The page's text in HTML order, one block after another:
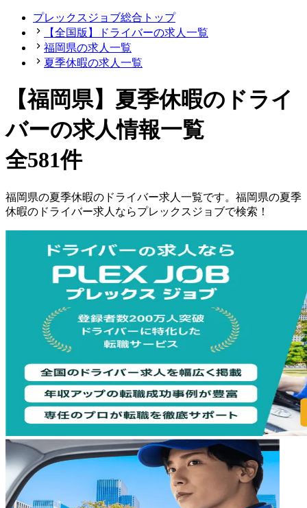
プレックスジョブ総合トップ
【全国版】ドライバーの求人一覧
福岡県の求人一覧
夏季休暇の求人一覧
【福岡県】夏季休暇のドライ
バーの求人情報一覧
全581件
福岡県の夏季休暇の ドライバー求人一覧です。 福岡県の夏季
休暇の ドライバー求人ならプレックスジョブで検索！